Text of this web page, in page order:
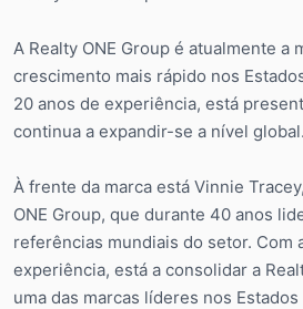
A Realty ONE Group é atualmente a
crescimento mais rápido nos
20 anos de experiência, está
continua a expandir-se a nível global.
À frente da marca está Vinnie
ONE Group, que durante 40 anos
referências mundiais do setor. Com
experiência, está a consolidar a
uma das marcas líderes nos